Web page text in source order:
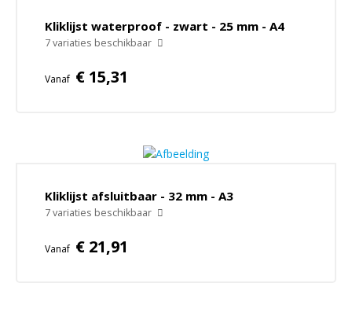
Kliklijst waterproof - zwart - 25 mm - A4
7 variaties beschikbaar
Vanaf € 15,31
Kliklijst afsluitbaar - 32 mm - A3
7 variaties beschikbaar
Vanaf € 21,91